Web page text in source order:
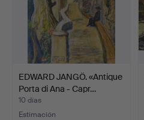
EDWARD JANGÖ. «Antique
Porta di Ana - Capr…
10 días
Estimación